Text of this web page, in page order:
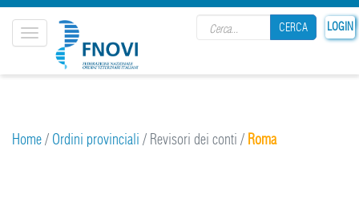
LOGIN
CERCA
Toggle
navigation
Home/ Ordini provinciali / Revisori dei conti / Roma